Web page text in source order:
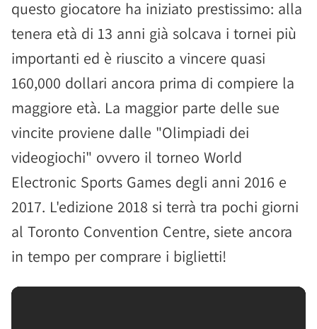
questo giocatore ha iniziato prestissimo: alla
tenera età di 13 anni già solcava i tornei più
importanti ed è riuscito a vincere quasi
160,000 dollari ancora prima di compiere la
maggiore età. La maggior parte delle sue
vincite proviene dalle "Olimpiadi dei
videogiochi" ovvero il torneo World
Electronic Sports Games degli anni 2016 e
2017. L'edizione 2018 si terrà tra pochi giorni
al Toronto Convention Centre, siete ancora
in tempo per comprare i biglietti!